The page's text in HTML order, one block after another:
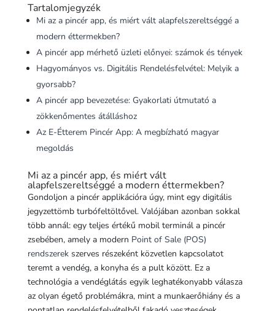
Tartalomjegyzék
Mi az a pincér app, és miért vált alapfelszereltséggé a
modern éttermekben?
A pincér app mérhető üzleti előnyei: számok és tények
Hagyományos vs. Digitális Rendelésfelvétel: Melyik a
gyorsabb?
A pincér app bevezetése: Gyakorlati útmutató a
zökkenőmentes átálláshoz
Az E-Étterem Pincér App: A megbízható magyar
megoldás
Mi az a pincér app, és miért vált
alapfelszereltséggé a modern éttermekben?
Gondoljon a pincér applikációra úgy, mint egy digitális
jegyzettömb turbófeltöltővel. Valójában azonban sokkal
több annál: egy teljes értékű mobil terminál a pincér
zsebében, amely a modern Point of Sale (POS)
rendszerekszerves részeként közvetlen kapcsolatot
teremt a vendég, a konyha és a pult között. Ez a
technológia a vendéglátás egyik leghatékonyabb válasza
az olyan égető problémákra, mint a munkaerőhiány és a